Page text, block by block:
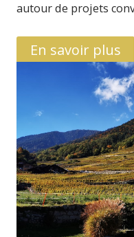
autour de projets
En savoir plus